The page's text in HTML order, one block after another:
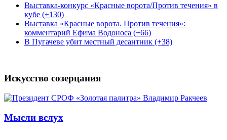
Выставка-конкурс «Красные ворота/Против течения» в
кубе (+130)
Выставка «Красные ворота. Против течения»:
комментарий Ефима Водоноса (+66)
В Пугачеве убит местный десантник (+38)
Искусство созерцания
Мысли вслух